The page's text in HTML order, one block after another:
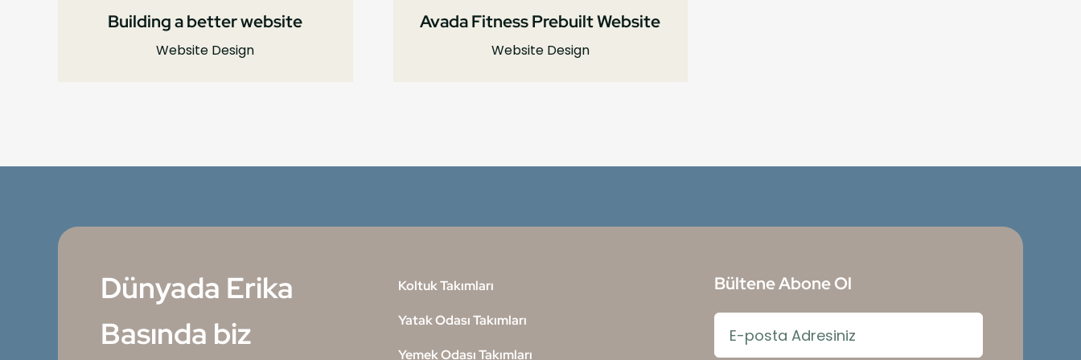
Building a better website
Website Design
Avada Fitness Prebuilt Website
Website Design
Dünyada Erika
Basında biz
Koltuk Takımları
Yatak Odası Takımları
Yemek Odası Takımları
Bültene Abone Ol